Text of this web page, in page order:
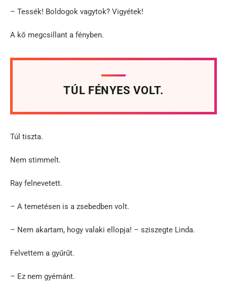
– Tessék! Boldogok vagytok? Vigyétek!
A kő megcsillant a fényben.
TÚL FÉNYES VOLT.
Túl tiszta.
Nem stimmelt.
Ray felnevetett.
– A temetésen is a zsebedben volt.
– Nem akartam, hogy valaki ellopja! – sziszegte Linda.
Felvettem a gyűrűt.
– Ez nem gyémánt.